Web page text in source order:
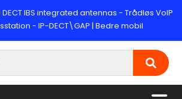
IBS integrated antennas - Trådløs VoIP
- IP-DECT\GAP | Bedre mobil